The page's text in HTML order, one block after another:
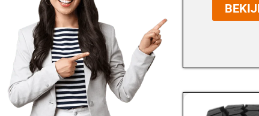
CONTINENTAL
DEBICA
DUNLOP
DURATURN
FALKEN